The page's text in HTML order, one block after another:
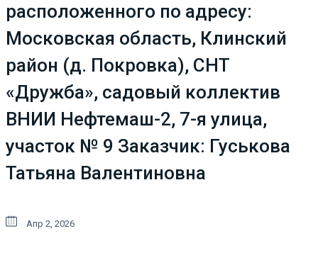
расположенного по адресу:
Московская область, Клинский
район (д. Покровка), СНТ
«Дружба», садовый коллектив
ВНИИ Нефтемаш-2, 7-я улица,
участок № 9 Заказчик: Гуськова
Татьяна Валентиновна
Апр 2, 2026